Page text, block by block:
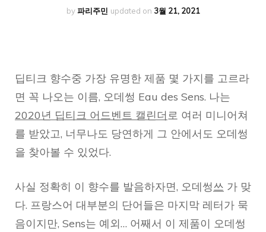
by파리주민 updated on 3월 21, 2021
딥티크 향수중 가장 유명한 제품 몇 가지를 고르라
면 꼭 나오는 이름, 오데썽 Eau des Sens. 나는
2020년 딥티크 어드벤트 캘린더로 여러 미니어쳐
를 받았고, 너무나도 당연하게 그 안에서도 오데썽
을 찾아볼 수 있었다.
사실 정확히 이 향수를 발음하자면, 오데썽쓰 가 맞
다. 프랑스어 대부분의 단어들은 마지막 레터가 묵
음이지만, Sens는 예외… 어째서 이 제품이 오데썽